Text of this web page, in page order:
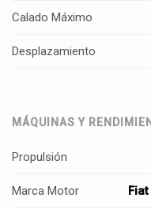
Calado Máximo
Desplazamiento
MÁQUINAS Y
Propulsión
Marca Motor